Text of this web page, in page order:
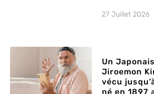
27 Juillet 2026
Un
Jiroemon
vécu
né en 1897